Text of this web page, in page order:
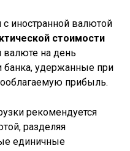
иностранной валютой
стоимости
валюте на день
удержанные при
прибыль.
рекомендуется
разделяя
единичные